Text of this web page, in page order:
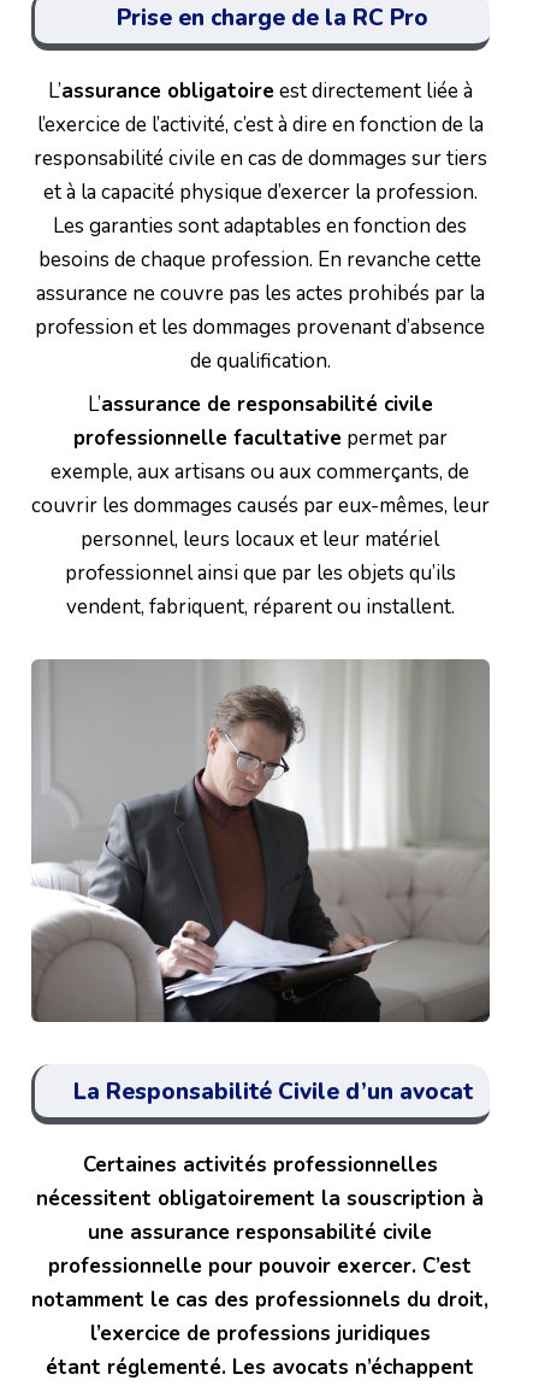
Prise en charge de la RC Pro
L’assurance obligatoire est directement liée à
l’exercice de l’activité, c’est à dire en fonction de la
responsabilité civile en cas de dommages sur tiers
et à la capacité physique d’exercer la profession.
Les garanties sont adaptables en fonction des
besoins de chaque profession. En revanche cette
assurance ne couvre pas les actes prohibés par la
profession et les dommages provenant d’absence
de qualification.
L’assurance de responsabilité civile
professionnelle facultative permet par
exemple, aux artisans ou aux commerçants, de
couvrir les dommages causés par eux-mêmes, leur
personnel, leurs locaux et leur matériel
professionnel ainsi que par les objets qu’ils
vendent, fabriquent, réparent ou installent.
La Responsabilité Civile d’un avocat
Certaines activités professionnelles
nécessitent obligatoirement la souscription à
une assurance responsabilité civile
professionnelle pour pouvoir exercer. C’est
notamment le cas des professionnels du droit,
l’exercice de professions juridiques
étant réglementé. Les avocats n’échappent